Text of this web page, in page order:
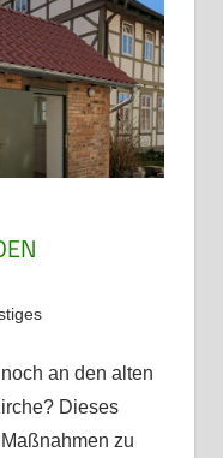
an den alten
Dieses
zu